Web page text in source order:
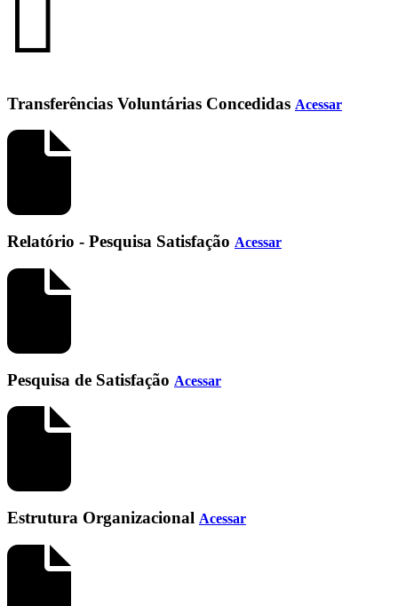
Transferências Voluntárias Concedidas Acessar
Relatório - Pesquisa Satisfação Acessar
Pesquisa de Satisfação Acessar
Estrutura Organizacional Acessar